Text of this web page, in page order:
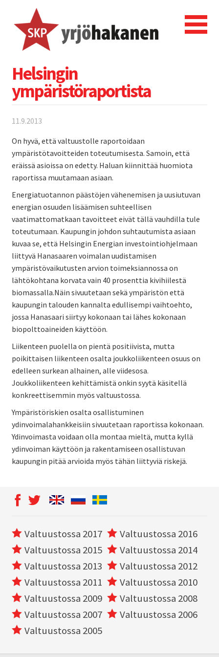
Helsingin
ympäristöraportista
11.9.2013
On hyvä, että valtuustolle raportoidaan
ympäristötavoitteiden toteutumisesta. Samoin, että
eräissä asioissa on edetty. Haluan kiinnittää huomiota
raportissa muutamaan asiaan.
Energiatuotannon päästöjen vähenemisen ja uusiutuvan
energian osuuden lisäämisen suhteellisen
vaatimattomatkaan tavoitteet eivät tällä vauhdilla tule
toteutumaan. Kaupungin johdon suhtautumista asiaan
kuvaa se, että Helsingin Energian investointiohjelmaan
liittyvä Hanasaaren voimalan uudistamisen
ympäristövaikutusten arvion toimeksiannossa on
lähtökohtana korvata vain 40 prosenttia kivihiilestä
biomassalla.Näin sivuutetaan sekä ympäristön että
kaupungin talouden kannalta edullisempi vaihtoehto,
jossa Hanasaari siirtyy kokonaan tai lähes kokonaan
biopolttoaineiden käyttöön.
Liikenteen puolella on pientä positiivista, mutta
poikittaisen liikenteen osalta joukkoliikenteen osuus on
edelleen surkean alhainen, alle viidesosa.
Joukkoliikenteen kehittämistä onkin syytä käsitellä
konkreettisemmin myös valtuustossa.
Ympäristöriskien osalta osallistuminen
ydinvoimalahankkeisiin sivuutetaan raportissa kokonaan.
Ydinvoimasta voidaan olla montaa mieltä, mutta kyllä
ydinvoiman käyttöön ja rakentamiseen osallistuvan
kaupungin pitää arvioida myös tähän liittyviä riskejä.
Valtuustossa 2017
Valtuustossa 2016
Valtuustossa 2015
Valtuustossa 2014
Valtuustossa 2013
Valtuustossa 2012
Valtuustossa 2011
Valtuustossa 2010
Valtuustossa 2009
Valtuustossa 2008
Valtuustossa 2007
Valtuustossa 2006
Valtuustossa 2005